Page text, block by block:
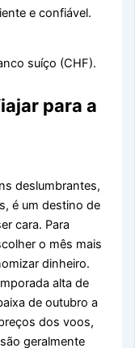
e confiável.
suíço (CHF).
para a
deslumbrantes,
é um destino de
cara. Para
o mês mais
dinheiro.
alta de
de outubro a
dos voos,
geralmente